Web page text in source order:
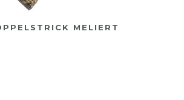
MELIERT